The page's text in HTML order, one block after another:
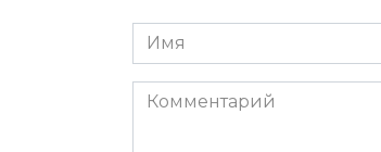
Имя
*
Комментарий